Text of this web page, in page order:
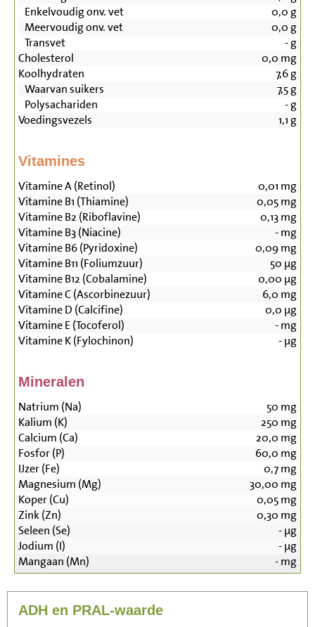
Enkelvoudig onv. vet
0,0 g
Meervoudig onv. vet
0,0 g
Transvet
-g
Cholesterol
0,0 mg
Koolhydraten
7,6g
Waarvan suikers
7,5g
Polysachariden
-g
Voedingsvezels
1,1 g
Vitamines
Vitamine A (Retinol) 0,01 mg
Vitamine B1 (Thiamine)
0,05mg
Vitamine B2 (Riboflavine)
0,13mg
Vitamine B3 (Niacine)
-mg
Vitamine B6 (Pyridoxine)
0,09mg
Vitamine B11 (Foliumzuur)
50 µg
Vitamine B12 (Cobalamine)
0,00 µg
Vitamine C (Ascorbinezuur)
6,0 mg
Vitamine D (Calcifine)
0,0 µg
Vitamine E (Tocoferol)
-mg
Vitamine K (Fylochinon)
-µg
Mineralen
Natrium (Na) 50 mg
Kalium (K)
250 mg
Calcium (Ca)
20,0 mg
Fosfor (P)
60,0 mg
IJzer (Fe)
0,7mg
Magnesium (Mg)
30,00 mg
Koper (Cu)
0,05mg
Zink (Zn)
0,30 mg
Seleen (Se)
-µg
Jodium (I)
-µg
Mangaan (Mn)
-mg
ADH en PRAL-waarde